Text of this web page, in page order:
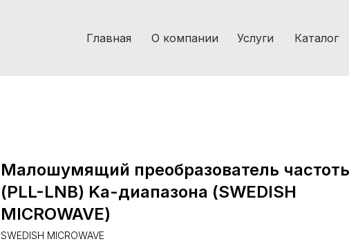
Главная О компании Услуги Каталог
Малошумящий преобразователь
(PLL-LNB) Ka-диапазона (SWEDISH
MICROWAVE)
SWEDISH MICROWAVE